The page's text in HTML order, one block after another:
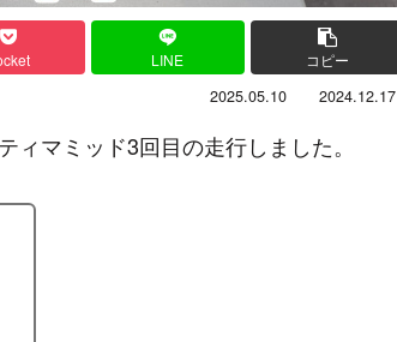
LINE コピー
2025.05.10 2024.12.17
マミッド3回目の走行しました。